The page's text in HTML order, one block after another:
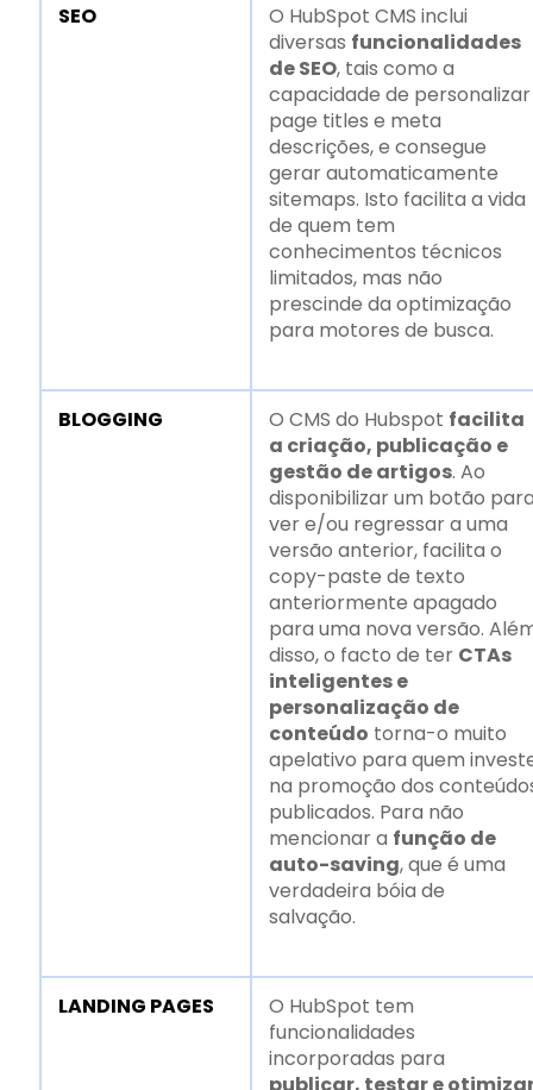
SEO
O HubSpot CMS inclui
diversas funcionalidades
de SEO, tais como a
capacidade de personalizar
page titles e meta
descrições, e consegue
gerar automaticamente
sitemaps. Isto facilita a vida
de quem tem
conhecimentos técnicos
limitados, mas não
prescinde da optimização
para motores de busca.
BLOGGING O CMS do Hubspot facilita
a criação, publicação e
gestão de artigos. Ao
disponibilizar um botão
ver e/ou regressar a uma
versão anterior, facilita o
copy-paste de texto
anteriormente apagado
para uma nova versão.
disso, o facto de ter CTAs
inteligentes e
personalização de
conteúdo torna-o muito
apelativo para quem
na promoção dos
publicados. Para não
mencionar a função de
auto-saving, que é uma
verdadeira bóia de
salvação.
LANDING PAGES
O HubSpot tem
funcionalidades
incorporadas para
publicar, testar e